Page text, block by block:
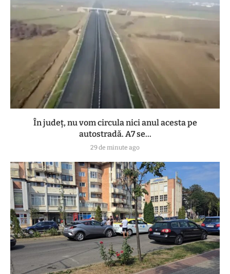
În județ, nu vom circula nici anul acesta pe
autostradă. A7 se...
29 de minute ago